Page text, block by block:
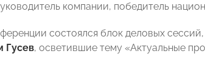
компании, победитель
состоялся блок деловых
Гусев, осветившие тему «Актуальные